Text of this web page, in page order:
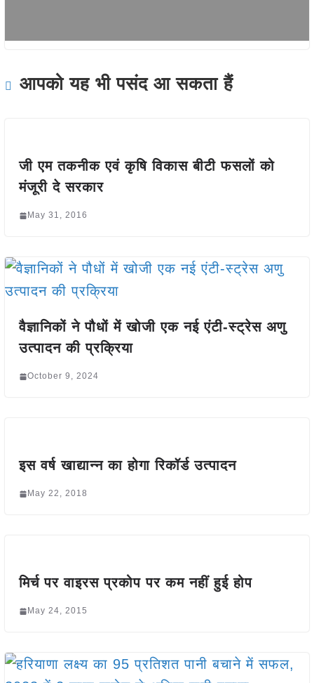
आपको यह भी पसंद आ सकता हैं
जी एम तकनीक एवं कृषि विकास बीटी फसलों को
मंजूरी दे सरकार
May 31, 2016
वैज्ञानिकों ने पौधों में खोजी एक नई एंटी-स्ट्रेस अणु
उत्पादन की प्रक्रिया
October 9, 2024
इस वर्ष खाद्यान्न का होगा रिकॉर्ड उत्पादन
May 22, 2018
मिर्च पर वाइरस प्रकोप पर कम नहीं हुई होप
May 24, 2015